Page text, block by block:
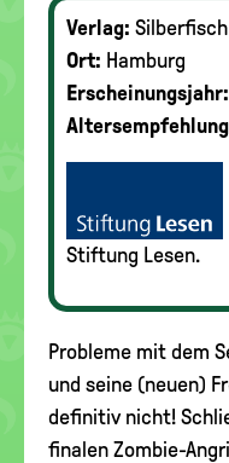
Verlag: Silberfisch
Ort: Hamburg
Erscheinungsjahr:
Stiftung Lesen.
Probleme mit dem
und seine (neuen)
definitiv nicht!
finalen Zombie-